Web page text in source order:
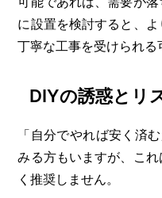
に設置を検討すると、
丁寧な工事を受けられる
DIYの誘惑とリ
「自分でやれば安く済む
みる方もいますが、こ
く推奨しません。